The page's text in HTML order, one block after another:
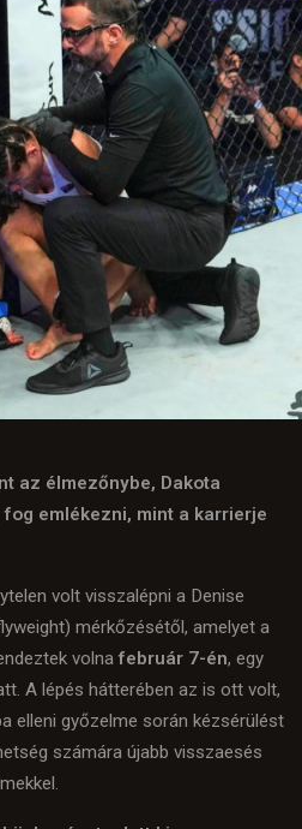
az élmezőnybe, Dakota
emlékezni, mint a karrierje
volt visszalépni a Denise
mérkőzésétől, amelyet a
volnafebruár 7-én, egy
A lépés hátterében az is ott volt,
elleni győzelme során kézsérülést
számára újabb visszaesés